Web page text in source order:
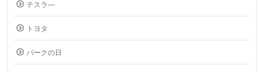
テスラ―
トヨタ
パークの日